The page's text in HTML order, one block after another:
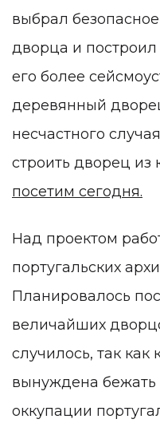
выбрал
дворца и построил
его более
деревянный
несчастного
строить дворец
посетим сегодня.
Над проектом
португальских
Планировалось
величайших
случилось, так как
вынуждена бежать
оккупации